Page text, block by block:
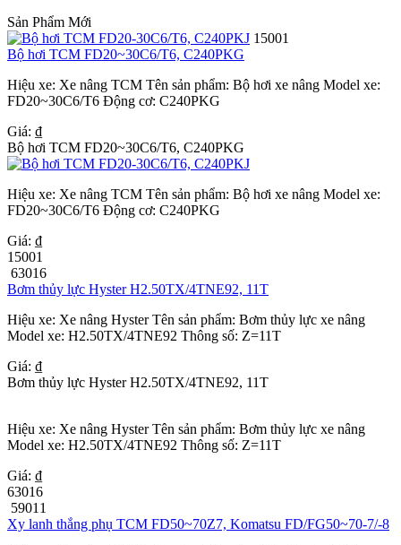
Sản Phẩm Mới
15001
Bộ hơi TCM FD20~30C6/T6, C240PKG
Hiệu xe: Xe nâng TCM Tên sản phẩm: Bộ hơi xe nâng Model xe:
FD20~30C6/T6 Ðộng cơ: C240PKG
Giá: ₫
Bộ hơi TCM FD20~30C6/T6, C240PKG
Hiệu xe: Xe nâng TCM Tên sản phẩm: Bộ hơi xe nâng Model xe:
FD20~30C6/T6 Ðộng cơ: C240PKG
Giá: ₫
15001
63016
Bơm thủy lực Hyster H2.50TX/4TNE92, 11T
Hiệu xe: Xe nâng Hyster Tên sản phẩm: Bơm thủy lực xe nâng
Model xe: H2.50TX/4TNE92 Thông số: Z=11T
Giá: ₫
Bơm thủy lực Hyster H2.50TX/4TNE92, 11T
Hiệu xe: Xe nâng Hyster Tên sản phẩm: Bơm thủy lực xe nâng
Model xe: H2.50TX/4TNE92 Thông số: Z=11T
Giá: ₫
63016
59011
Xy lanh thắng phụ TCM FD50~70Z7, Komatsu FD/FG50~70-7/-8